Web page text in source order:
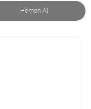
Hemen Al